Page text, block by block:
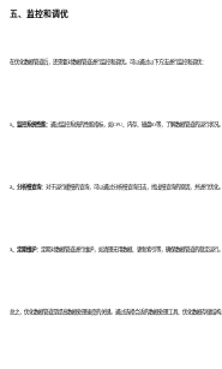
五、监控和调优
在优化数据管道后，还需要对数据管道进行监控和调优。可以通过以下方法进行监控和调优：
1、监控系统性能： 通过监控系统的性能指标，如CPU、内存、磁盘IO等，了解数据管道的运行状况。
2、分析慢查询： 对于运行缓慢的查询，可以通过分析慢查询日志，找出慢查询的原因，并进行优化。
3、定期维护： 定期对数据管道进行维护，如清理无用数据、更新索引等，确保数据管道的稳定运行。
总之，优化数据管道是提高数据处理速度的关键。通过选择合适的数据处理工具、优化数据存储结